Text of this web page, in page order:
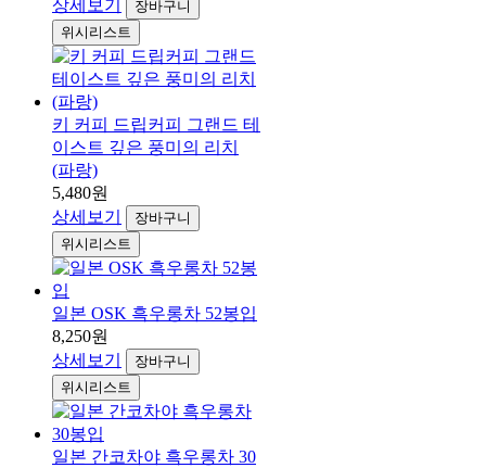
상세보기
장바구니
위시리스트
키 커피 드립커피 그랜드 테
이스트 깊은 풍미의 리치
(파랑)
5,480원
상세보기
장바구니
위시리스트
일본 OSK 흑우롱차 52봉입
8,250원
상세보기
장바구니
위시리스트
일본 간코차야 흑우롱차 30